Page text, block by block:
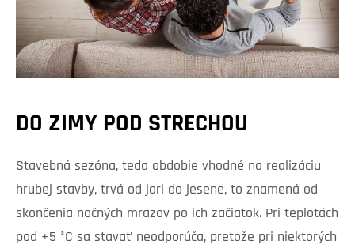
DO ZIMY POD STRECHOU
Stavebná sezóna, teda obdobie vhodné na realizáciu
hrubej stavby, trvá od jari do jesene, to znamená od
skončenia nočných mrazov po ich začiatok. Pri teplotách
pod +5 °C sa stavať neodporúča, pretože pri niektorých